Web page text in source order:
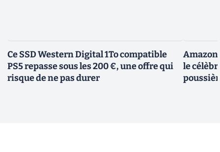
Ce SSD Western Digital 1To compatible
PS5 repasse sous les 200 €, une offre qui
risque de ne pas durer
Amazon
le